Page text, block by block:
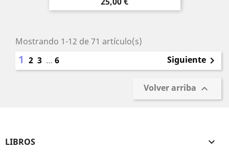
Mostrando 1-12 de 71 artículo(s)
1 2 3 … 6 Siguiente 
Volver arriba 
LIBROS 